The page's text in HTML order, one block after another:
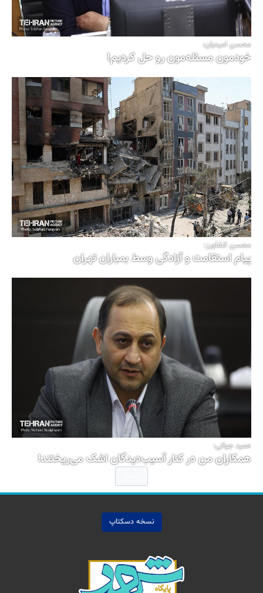
محسن امیدیان:
خودمون مسئله‌مون رو حل کردیم!
محسن کشاورز:
پیام استقامت و آزادگی وسط بمباران تهران
حمید جوانی:
همکاران من در کنار آسیب‌دیدگان اشک می‌ریختند!
نسخه دسکتاپ